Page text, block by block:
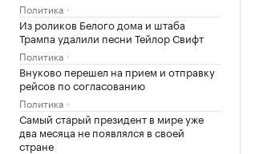
Политика
Из роликов Белого дома и штаба
Трампа удалили песни Тейлор Свифт
Политика
Внуково перешел на прием и отправку
рейсов по согласованию
Политика
Самый старый президент в мире уже
два месяца не появлялся в своей
стране